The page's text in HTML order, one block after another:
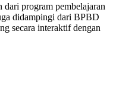
program pembelajaran
didampingi dari BPBD
secara interaktif dengan